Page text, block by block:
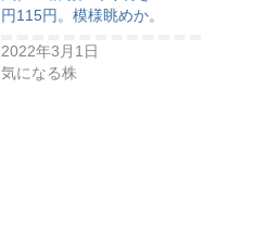
円115円。模様眺めか。
2022年3月1日
気になる株